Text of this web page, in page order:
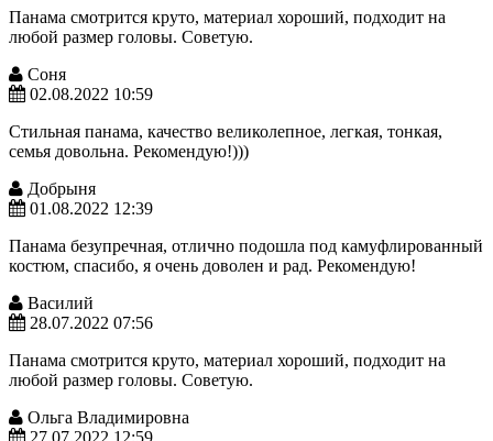
Панама смотрится круто, материал хороший, подходит на
любой размер головы. Советую.
Соня
02.08.2022 10:59
Стильная панама, качество великолепное, легкая, тонкая,
семья довольна. Рекомендую!)))
Добрыня
01.08.2022 12:39
Панама безупречная, отлично подошла под камуфлированный
костюм, спасибо, я очень доволен и рад. Рекомендую!
Василий
28.07.2022 07:56
Панама смотрится круто, материал хороший, подходит на
любой размер головы. Советую.
Ольга Владимировна